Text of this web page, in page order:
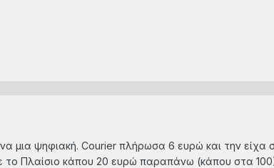
μια ψηφιακή. Courier πλήρωσα 6 ευρώ και την
το Πλαίσιο κάπου 20 ευρώ παραπάνω (κάπου στα